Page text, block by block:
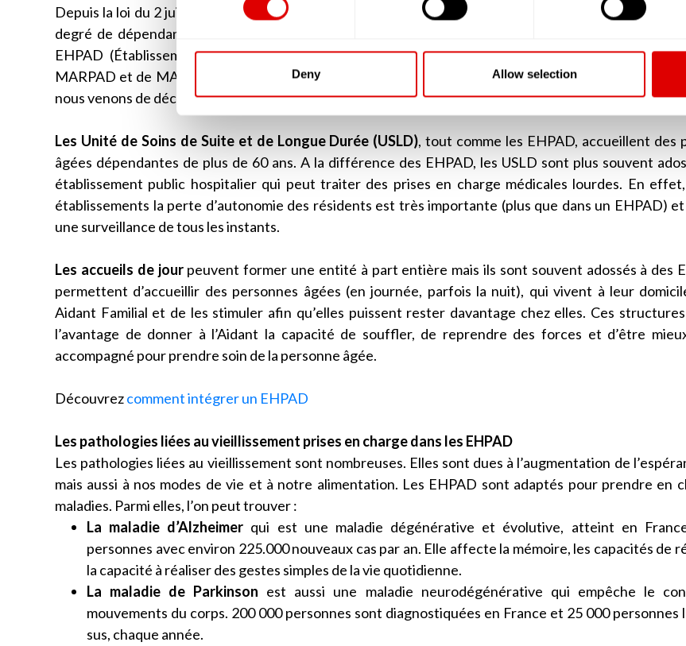
Deny Allow selection
Depuis la loi du 2 juillet 2002, les résidences qui ont une capacité d’accueil supérieure à 25 résidents
degré de dépendance de ses résidents est évalué par la grille AGGIR à plus de « 300 », doivent
EHPAD (Établissement d’Hébergement pour Personnes Âgées Dépendantes). Ainsi, lorsque
MARPAD et de MAPAD aujourd’hui, en réalité ce sont des EHPAD ou alors les petites unités de vie
nous venons de décrire.
Les Unité de Soins de Suite et de Longue Durée (USLD), tout comme les EHPAD, accueillent des
âgées dépendantes de plus de 60 ans. A la différence des EHPAD, les USLD sont plus souvent
établissement public hospitalier qui peut traiter des prises en charge médicales lourdes. En
établissements la perte d’autonomie des résidents est très importante (plus que dans un EHPAD)
une surveillance de tous les instants.
Les accueils de jourpeuvent former une entité à part entière mais ils sont souvent adossés à des
permettent d’accueillir des personnes âgées (en journée, parfois la nuit), qui vivent à leur
Aidant Familial et de les stimuler afin qu’elles puissent rester davantage chez elles. Ces
l’avantage de donner à l’Aidant la capacité de souffler, de reprendre des forces et d’être
accompagné pour prendre soin de la personne âgée.
Découvrezcomment intégrer un EHPAD
Les pathologies liées au vieillissement prises en charge dans les EHPAD
Les pathologies liées au vieillissement sont nombreuses. Elles sont dues à l’augmentation de
mais aussi à nos modes de vie et à notre alimentation. Les EHPAD sont adaptés pour prendre en
maladies. Parmi elles, l’on peut trouver :
La maladie d’Alzheimer qui est une maladie dégénérative et évolutive, atteint en
personnes avec environ 225.000 nouveaux cas par an. Elle affecte la mémoire, les capacités de
la capacité à réaliser des gestes simples de la vie quotidienne.
La maladie de Parkinson est aussi une maladie neurodégénérative qui empêche le
mouvements du corps. 200 000 personnes sont diagnostiquées en France et 25 000 personnes
sus, chaque année.